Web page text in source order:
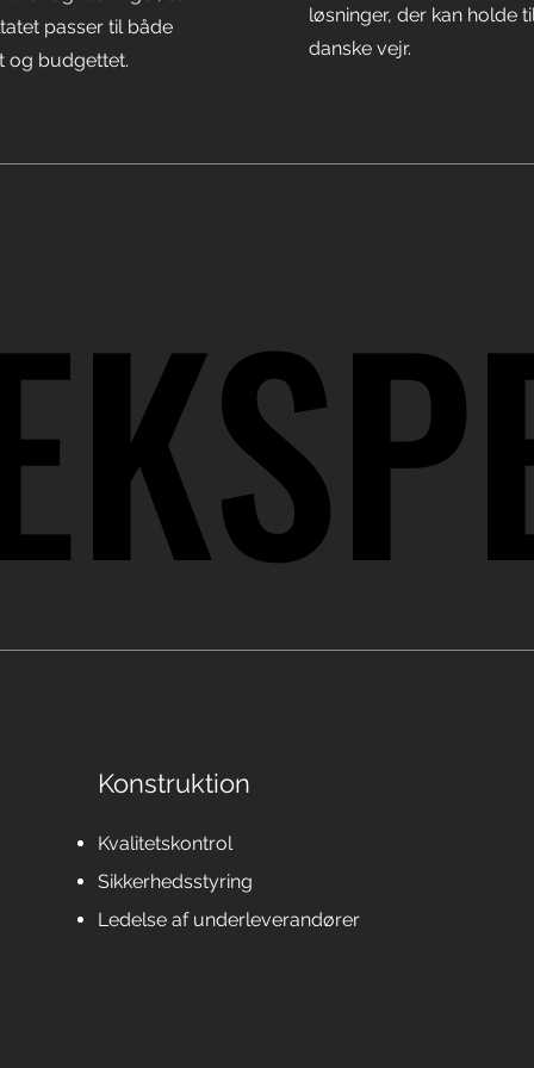
passer til både
og budgettet.
løsninger, der kan holde
danske vejr.
Konstruktion
Kvalitetskontrol
Sikkerhedsstyring
Ledelse af underleverandører